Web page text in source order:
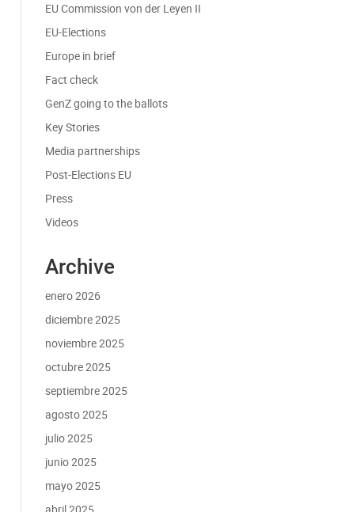
EU Commission von der Leyen II
EU-Elections
Europe in brief
Fact check
GenZ going to the ballots
Key Stories
Media partnerships
Post-Elections EU
Press
Videos
Archive
enero 2026
diciembre 2025
noviembre 2025
octubre 2025
septiembre 2025
agosto 2025
julio 2025
junio 2025
mayo 2025